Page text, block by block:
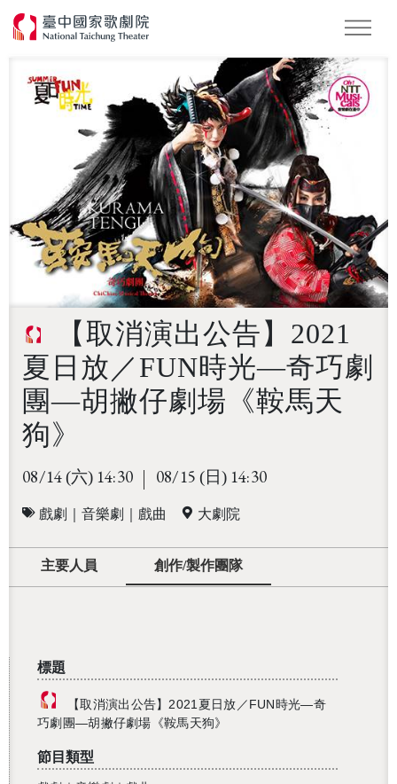
【取消演出公告】2021
夏日放／FUN時光—奇巧劇
團—胡撇仔劇場《鞍馬天
狗》
08/14(六) 14:30 08/15 (日) 14:30
戲劇｜音樂劇｜戲曲 大劇院
主要人員 創作/製作團隊
標題
【取消演出公告】2021夏日放／FUN時光—奇
巧劇團—胡撇仔劇場《鞍馬天狗》
節目類型
Podcast
2026 NTT遇見巨人